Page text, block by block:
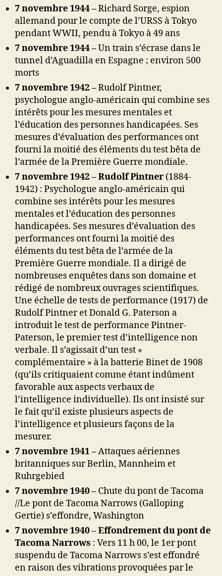
7 novembre 1944 –Richard Sorge, espion
allemand pour le compte de l’URSS à Tokyo
pendant WWII, pendu à Tokyo à 49 ans
7 novembre 1944 –Un train s’écrase dans le
tunnel d’Aguadilla en Espagne ; environ 500
morts
7 novembre 1942 –Rudolf Pintner,
psychologue anglo-américain qui combine ses
intérêts pour les mesures mentales et
l’éducation des personnes handicapées. Ses
mesures d’évaluation des performances ont
fourni la moitié des éléments du test bêta de
l’armée de la Première Guerre mondiale.
7 novembre 1942 – Rudolf Pintner (1884-
1942) : Psychologue anglo-américain qui
combine ses intérêts pour les mesures
mentales et l’éducation des personnes
handicapées. Ses mesures d’évaluation des
performances ont fourni la moitié des
éléments du test bêta de l’armée de la
Première Guerre mondiale. Il a dirigé de
nombreuses enquêtes dans son domaine et
rédigé de nombreux ouvrages scientifiques.
Une échelle de tests de performance (1917) de
Rudolf Pintner et Donald G. Paterson a
introduit le test de performance Pintner-
Paterson, le premier test d’intelligence non
verbale. Il s’agissait d’un test «
complémentaire » à la batterie Binet de 1908
(qu’ils critiquaient comme étant indûment
favorable aux aspects verbaux de
l’intelligence individuelle). Ils ont insisté sur
le fait qu’il existe plusieurs aspects de
l’intelligence et plusieurs façons de la
mesurer.
7 novembre 1941 –Attaques aériennes
britanniques sur Berlin, Mannheim et
Ruhrgebied
7 novembre 1940 – Chute du pont de Tacoma
//Le pont de Tacoma Narrows (Galloping
Gertie) s’effondre, Washington
7 novembre 1940 – Effondrement du pont de
Tacoma Narrows : Vers 11 h 00, le 1er pont
suspendu de Tacoma Narrows s’est effondré
en raison des vibrations provoquées par le